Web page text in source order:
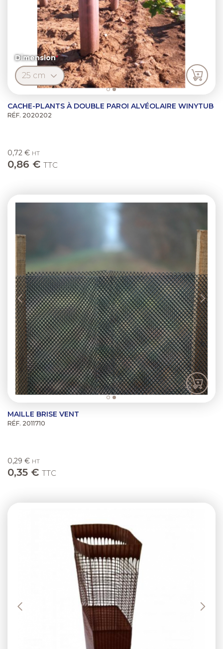
Dimension
CACHE-PLANTS À DOUBLE PAROI ALVÉOLAIRE WINYTUB
RÉF. 2020202
0,72 € HT
0,86 € TTC
Previous Next
MAILLE BRISE VENT
RÉF. 2011710
0,29 € HT
0,35 € TTC